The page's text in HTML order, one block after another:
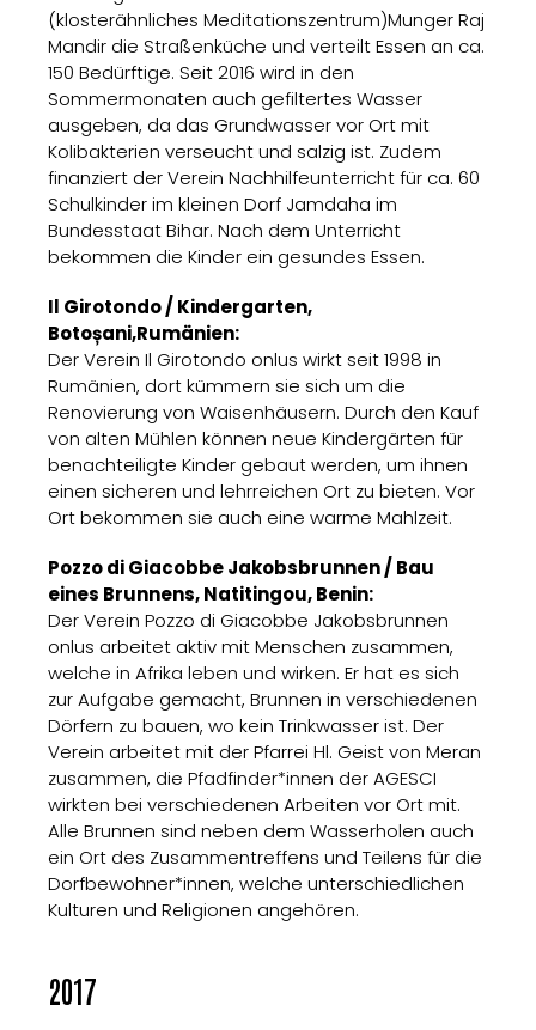
(klosterähnliches Meditationszentrum)Munger Raj
Mandir die Straßenküche und verteilt Essen an ca.
150 Bedürftige. Seit 2016 wird in den
Sommermonaten auch gefiltertes Wasser
ausgeben, da das Grundwasser vor Ort mit
Kolibakterien verseucht und salzig ist. Zudem
finanziert der Verein Nachhilfeunterricht für ca. 60
Schulkinder im kleinen Dorf Jamdaha im
Bundesstaat Bihar. Nach dem Unterricht
bekommen die Kinder ein gesundes Essen.
Il Girotondo / Kindergarten,
Botoșani,Rumänien:
Der Verein Il Girotondo onlus wirkt seit 1998 in
Rumänien, dort kümmern sie sich um die
Renovierung von Waisenhäusern. Durch den Kauf
von alten Mühlen können neue Kindergärten für
benachteiligte Kinder gebaut werden, um ihnen
einen sicheren und lehrreichen Ort zu bieten. Vor
Ort bekommen sie auch eine warme Mahlzeit.
Pozzo di Giacobbe Jakobsbrunnen / Bau
eines Brunnens, Natitingou, Benin:
Der Verein Pozzo di Giacobbe Jakobsbrunnen
onlus arbeitet aktiv mit Menschen zusammen,
welche in Afrika leben und wirken. Er hat es sich
zur Aufgabe gemacht, Brunnen in verschiedenen
Dörfern zu bauen, wo kein Trinkwasser ist. Der
Verein arbeitet mit der Pfarrei Hl. Geist von Meran
zusammen, die Pfadfinder*innen der AGESCI
wirkten bei verschiedenen Arbeiten vor Ort mit.
Alle Brunnen sind neben dem Wasserholen auch
ein Ort des Zusammentreffens und Teilens für die
Dorfbewohner*innen, welche unterschiedlichen
Kulturen und Religionen angehören.
2017